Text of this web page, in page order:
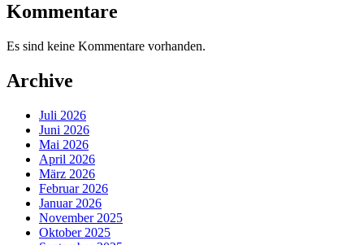
Kommentare
Es sind keine Kommentare vorhanden.
Archive
Juli 2026
Juni 2026
Mai 2026
April 2026
März 2026
Februar 2026
Januar 2026
November 2025
Oktober 2025